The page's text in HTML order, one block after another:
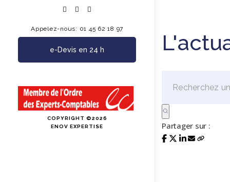
Appelez-nous: 01 45 62 18 97
e-Devis en 24 h
COPYRIGHT ©2026
ENOV EXPERTISE
Partager sur :